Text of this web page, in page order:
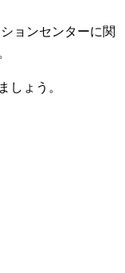
ョンセンターに関
しょう。